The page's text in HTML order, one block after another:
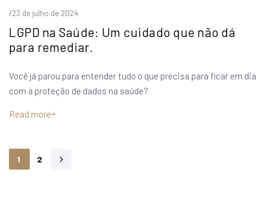
/23 de julho de 2024
LGPD na Saúde: Um cuidado que não dá
para remediar.
Você já parou para entender tudo o que precisa para ficar em dia
com a proteção de dados na saúde?
Read more
1 2